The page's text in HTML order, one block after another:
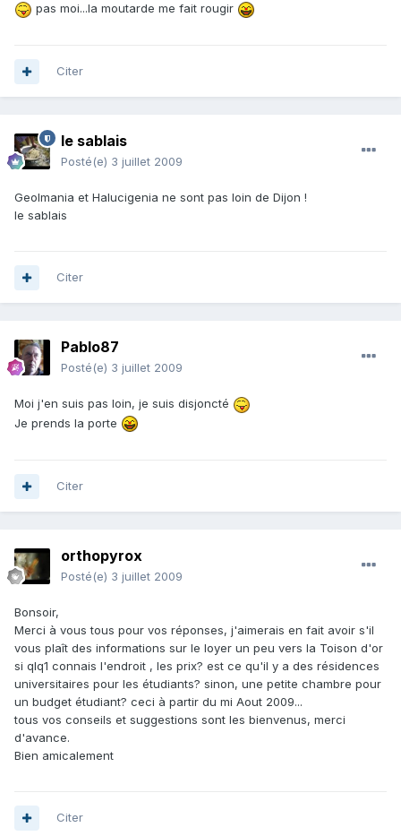
pas moi...la moutarde me fait rougir
Citer
le sablais
Posté(e) 3 juillet 2009
Geolmania et Halucigenia ne sont pas loin de Dijon !
le sablais
Citer
Pablo87
Posté(e) 3 juillet 2009
Moi j'en suis pas loin, je suis disjoncté
Je prends la porte
Citer
orthopyrox
Posté(e) 3 juillet 2009
Bonsoir,
Merci à vous tous pour vos réponses, j'aimerais en fait avoir s'il
vous plaît des informations sur le loyer un peu vers la Toison d'or
si qlq1 connais l'endroit , les prix? est ce qu'il y a des résidences
universitaires pour les étudiants? sinon, une petite chambre pour
un budget étudiant? ceci à partir du mi Aout 2009...
tous vos conseils et suggestions sont les bienvenus, merci
d'avance.
Bien amicalement
Citer